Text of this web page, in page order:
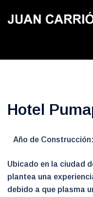
Hotel
Año de
Ubicado en la ciudad
plantea una
debido a que plasma